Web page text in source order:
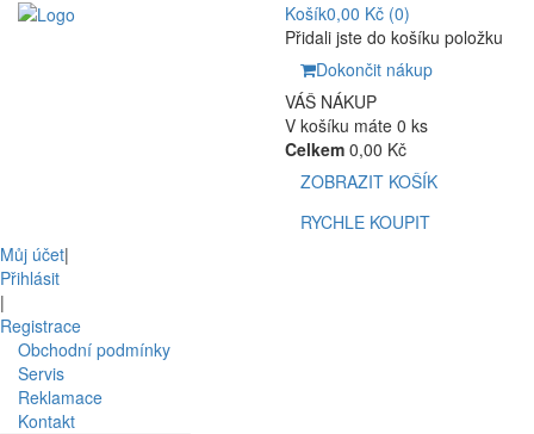
Košík0,00 Kč (0)
Přidali jste do košíku položku
Dokončit nákup
VÁŠ NÁKUP
V košíku máte 0 ks
Celkem 0,00 Kč
ZOBRAZIT KOŠÍK
RYCHLE KOUPIT
Můj účet|
Přihlásit
|
Registrace
Obchodní podmínky
Servis
Reklamace
Kontakt